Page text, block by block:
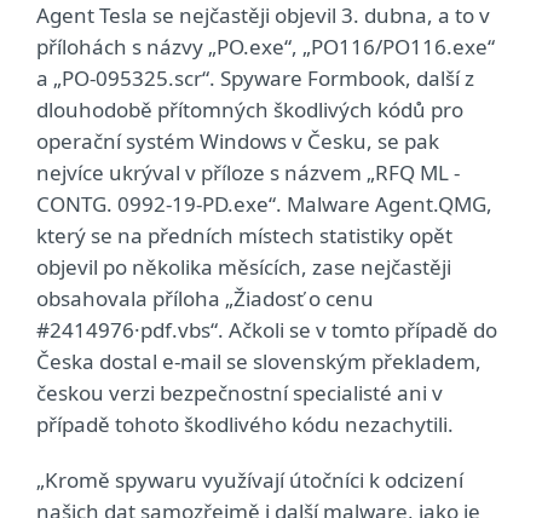
Agent Tesla se nejčastěji objevil 3. dubna, a to v
přílohách s názvy „PO.exe“, „PO116/PO116.exe“
a „PO-095325.scr“. Spyware Formbook, další z
dlouhodobě přítomných škodlivých kódů pro
operační systém Windows v Česku, se pak
nejvíce ukrýval v příloze s názvem „RFQ ML -
CONTG. 0992-19-PD.exe“. Malware Agent.QMG,
který se na předních místech statistiky opět
objevil po několika měsících, zase nejčastěji
obsahovala příloha „Žiadosť o cenu
#2414976·pdf.vbs“. Ačkoli se v tomto případě do
Česka dostal e-mail se slovenským překladem,
českou verzi bezpečnostní specialisté ani v
případě tohoto škodlivého kódu nezachytili.
„Kromě spywaru využívají útočníci k odcizení
našich dat samozřejmě i další malware, jako je